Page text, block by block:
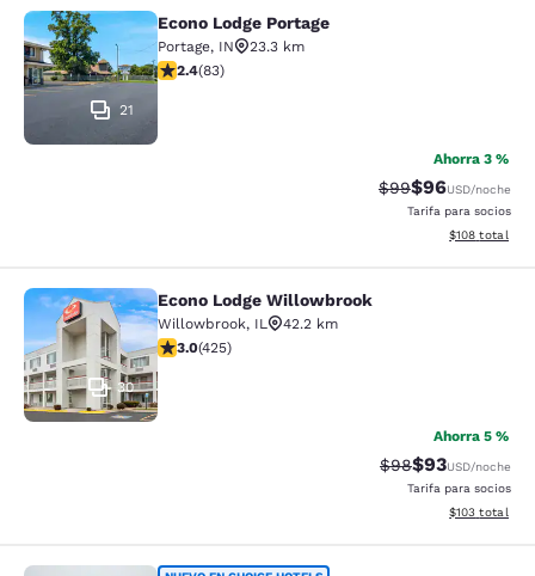
Econo Lodge Portage
21
Econo Lodge Portage
Portage, IN
23.3 km
calificación de 2.35 estrellas. Feria. 83 reseñas
2.4(83)
Ahorra 3 %
Precio tachado:
$99Precio con
$96USD/noche
Tarifa para socios
Ver detalles
$108 total
Econo Lodge Willowbrook
30
Econo Lodge Willowbrook
Willowbrook, IL
42.2 km
calificación de 3 estrellas. Feria. 425 reseñas
3.0(425)
Ahorra 5 %
Precio tachado:
$98Precio con
$93USD/noche
Tarifa para socios
Ver detalles
$103 total